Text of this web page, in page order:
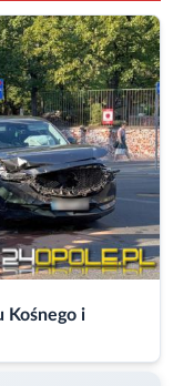
Kośnego i